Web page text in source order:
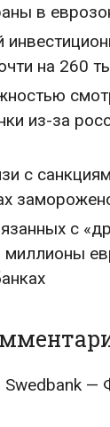
в
на 260
из-за
с
с
Swedbank —